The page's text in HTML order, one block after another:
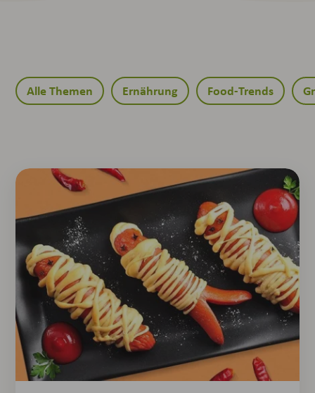
Alle Themen Ernährung Food-Trends